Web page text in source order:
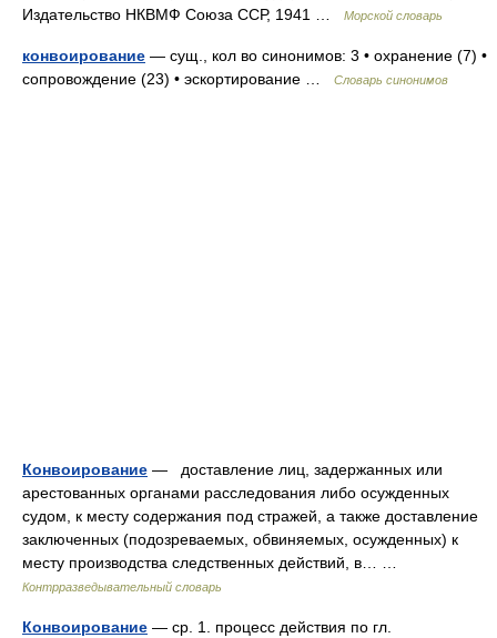
Издательство НКВМФ Союза ССР, 1941 …
Морской словарь
конвоирование — сущ., кол во синонимов: 3 • охранение (7) •
сопровождение (23) • эскортирование …
Словарь синонимов
Конвоирование — доставление лиц, задержанных или
арестованных органами расследования либо осужденных
судом, к месту содержания под стражей, а также доставление
заключенных (подозреваемых, обвиняемых, осужденных) к
месту производства следственных действий, в… …
Контрразведывательный словарь
Конвоирование — ср. 1. процесс действия по гл.